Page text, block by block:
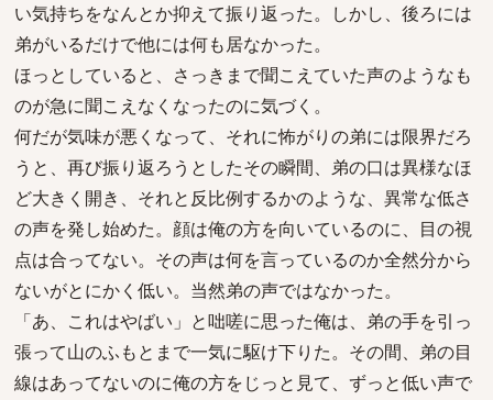
い気持ちをなんとか抑えて振り返った。しかし、後ろには
弟がいるだけで他には何も居なかった。
ほっとしていると、さっきまで聞こえていた声のようなも
のが急に聞こえなくなったのに気づく。
何だが気味が悪くなって、それに怖がりの弟には限界だろ
うと、再び振り返ろうとしたその瞬間、弟の口は異様なほ
ど大きく開き、それと反比例するかのような、異常な低さ
の声を発し始めた。顔は俺の方を向いているのに、目の視
点は合ってない。その声は何を言っているのか全然分から
ないがとにかく低い。当然弟の声ではなかった。
「あ、これはやばい」と咄嗟に思った俺は、弟の手を引っ
張って山のふもとまで一気に駆け下りた。その間、弟の目
線はあってないのに俺の方をじっと見て、ずっと低い声で